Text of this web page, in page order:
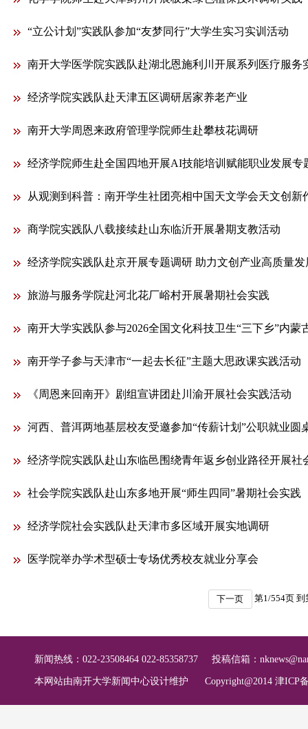
“立公计划”实践队参加“友梦同行”大学生实习实训活动
南开大学医学院实践队赴湖北恩施利川开展系列医疗服务
经济学院实践队赴天津五区调研居家养老产业
南开大学周恩来政府管理学院师生赴攀枝花调研
经济学院师生赴全国四地开展AI技能培训赋能职业发展专
从观测到科普：南开学生社团亮相中国天文学会天文创新
商学院实践队八载接续赴山东临沂开展暑期支教活动
经济学院实践队赴京开展专题调研 助力文创产业高质量发
旅游与服务学院赴河北花厂峪村开展暑期社会实践
南开大学实践队参与2026全国文化科技卫生“三下乡”内蒙
南开学子参与天津市“一起去长征”主题大思政课实践活动
《周恩来回南开》剧组宣讲团赴川渝开展社会实践活动
河西、普洱两地基层校友受邀参加“传薪计划”公职就业圆
经济学院实践队赴山东临邑围绕青年返乡创业路径开展社
社会学院实践队赴山东多地开展“师生四同”暑期社会实践
经济学院社会实践队赴天津市多区域开展实地调研
医学院举办学术型硕士专场优秀校友就业分享会
下一页 第1/554页
新闻热线：022-23508464 022-85358737 投稿信箱：
本网站由南开大学新闻中心设计维护 Copyright@2014 津ICP